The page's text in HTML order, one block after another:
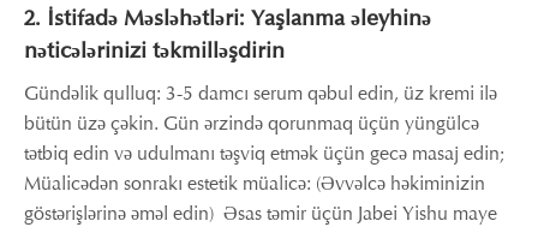
2. İstifadə Məsləhətləri: Yaşlanma əleyhinə
nəticələrinizi təkmilləşdirin
Gündəlik qulluq: 3-5 damcı serum qəbul edin, üz kremi ilə
bütün üzə çəkin. Gün ərzində qorunmaq üçün yüngülcə
tətbiq edin və udulmanı təşviq etmək üçün gecə masaj edin;
Müalicədən sonrakı estetik müalicə: (Əvvəlcə həkiminizin
göstərişlərinə əməl edin) Əsas təmir üçün Jabei Yishu maye